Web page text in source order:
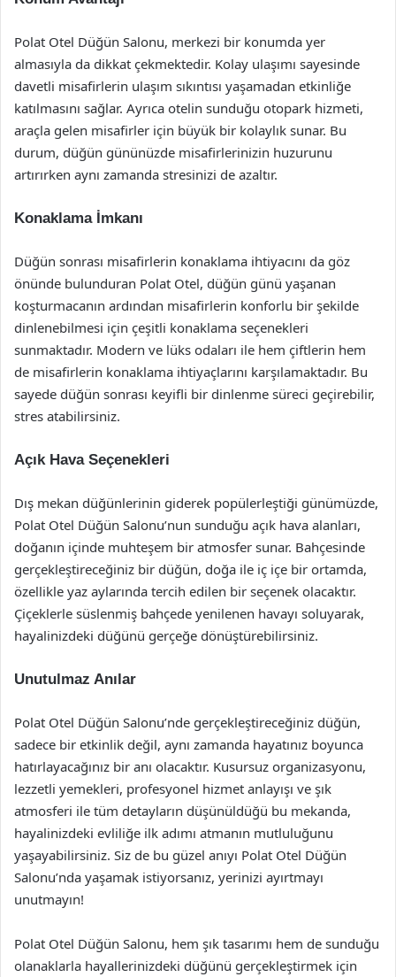
Polat Otel Düğün Salonu, merkezi bir konumda yer
almasıyla da dikkat çekmektedir. Kolay ulaşımı sayesinde
davetli misafirlerin ulaşım sıkıntısı yaşamadan etkinliğe
katılmasını sağlar. Ayrıca otelin sunduğu otopark hizmeti,
araçla gelen misafirler için büyük bir kolaylık sunar. Bu
durum, düğün gününüzde misafirlerinizin huzurunu
artırırken aynı zamanda stresinizi de azaltır.
Konaklama İmkanı
Düğün sonrası misafirlerin konaklama ihtiyacını da göz
önünde bulunduran Polat Otel, düğün günü yaşanan
koşturmacanın ardından misafirlerin konforlu bir şekilde
dinlenebilmesi için çeşitli konaklama seçenekleri
sunmaktadır. Modern ve lüks odaları ile hem çiftlerin hem
de misafirlerin konaklama ihtiyaçlarını karşılamaktadır. Bu
sayede düğün sonrası keyifli bir dinlenme süreci geçirebilir,
stres atabilirsiniz.
Açık Hava Seçenekleri
Dış mekan düğünlerinin giderek popülerleştiği günümüzde,
Polat Otel Düğün Salonu’nun sunduğu açık hava alanları,
doğanın içinde muhteşem bir atmosfer sunar. Bahçesinde
gerçekleştireceğiniz bir düğün, doğa ile iç içe bir ortamda,
özellikle yaz aylarında tercih edilen bir seçenek olacaktır.
Çiçeklerle süslenmiş bahçede yenilenen havayı soluyarak,
hayalinizdeki düğünü gerçeğe dönüştürebilirsiniz.
Unutulmaz Anılar
Polat Otel Düğün Salonu’nde gerçekleştireceğiniz düğün,
sadece bir etkinlik değil, aynı zamanda hayatınız boyunca
hatırlayacağınız bir anı olacaktır. Kusursuz organizasyonu,
lezzetli yemekleri, profesyonel hizmet anlayışı ve şık
atmosferi ile tüm detayların düşünüldüğü bu mekanda,
hayalinizdeki evliliğe ilk adımı atmanın mutluluğunu
yaşayabilirsiniz. Siz de bu güzel anıyı Polat Otel Düğün
Salonu’nda yaşamak istiyorsanız, yerinizi ayırtmayı
unutmayın!
Polat Otel Düğün Salonu, hem şık tasarımı hem de sunduğu
olanaklarla hayallerinizdeki düğünü gerçekleştirmek için